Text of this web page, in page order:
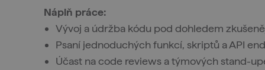
Náplň práce:
Vývoj a údržba kódu pod dohledem
Psaní jednoduchých funkcí, skriptů a API
Účast na code reviews a týmových stand-